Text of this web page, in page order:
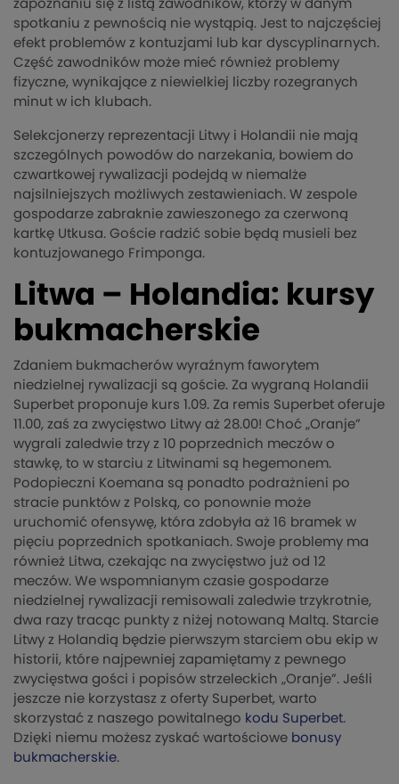
zapoznaniu się z listą zawodników, którzy w danym
spotkaniu z pewnością nie wystąpią. Jest to najczęściej
efekt problemów z kontuzjami lub kar dyscyplinarnych.
Część zawodników może mieć również problemy
fizyczne, wynikające z niewielkiej liczby rozegranych
minut w ich klubach.
Selekcjonerzy reprezentacji Litwy i Holandii nie mają
szczególnych powodów do narzekania, bowiem do
czwartkowej rywalizacji podejdą w niemalże
najsilniejszych możliwych zestawieniach. W zespole
gospodarze zabraknie zawieszonego za czerwoną
kartkę Utkusa. Goście radzić sobie będą musieli bez
kontuzjowanego Frimponga.
Litwa – Holandia: kursy
bukmacherskie
Zdaniem bukmacherów wyraźnym faworytem
niedzielnej rywalizacji są goście. Za wygraną Holandii
Superbet proponuje kurs 1.09. Za remis Superbet oferuje
11.00, zaś za zwycięstwo Litwy aż 28.00! Choć „Oranje”
wygrali zaledwie trzy z 10 poprzednich meczów o
stawkę, to w starciu z Litwinami są hegemonem.
Podopieczni Koemana są ponadto podrażnieni po
stracie punktów z Polską, co ponownie może
uruchomić ofensywę, która zdobyła aż 16 bramek w
pięciu poprzednich spotkaniach. Swoje problemy ma
również Litwa, czekając na zwycięstwo już od 12
meczów. We wspomnianym czasie gospodarze
niedzielnej rywalizacji remisowali zaledwie trzykrotnie,
dwa razy tracąc punkty z niżej notowaną Maltą. Starcie
Litwy z Holandią będzie pierwszym starciem obu ekip w
historii, które najpewniej zapamiętamy z pewnego
zwycięstwa gości i popisów strzeleckich „Oranje”. Jeśli
jeszcze nie korzystasz z oferty Superbet, warto
skorzystać z naszego powitalnego kodu Superbet.
Dzięki niemu możesz zyskać wartościowe bonusy
bukmacherskie.